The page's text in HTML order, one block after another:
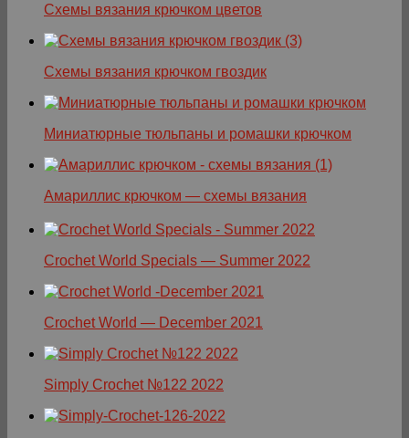
Схемы вязания крючком цветов
Схемы вязания крючком гвоздик
Миниатюрные тюльпаны и ромашки крючком
Амариллис крючком — схемы вязания
Crochet World Specials — Summer 2022
Crochet World — December 2021
Simply Crochet №122 2022